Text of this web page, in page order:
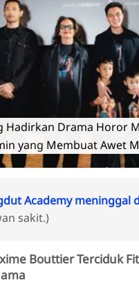
Hadirkan Drama Horor
yang Membuat Awet
Academy meninggal
sakit.)
Bouttier Terciduk